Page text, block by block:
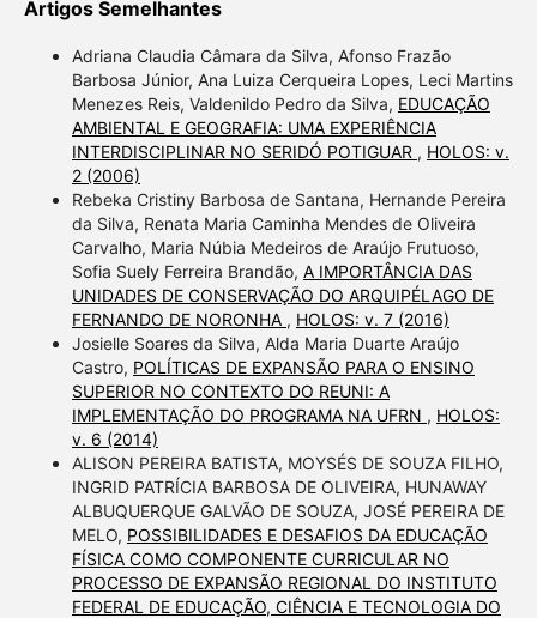
Artigos Semelhantes
Adriana Claudia Câmara da Silva, Afonso Frazão
Barbosa Júnior, Ana Luiza Cerqueira Lopes, Leci Martins
Menezes Reis, Valdenildo Pedro da Silva, EDUCAÇÃO
AMBIENTAL E GEOGRAFIA: UMA EXPERIÊNCIA
INTERDISCIPLINAR NO SERIDÓ POTIGUAR , HOLOS: v.
2 (2006)
Rebeka Cristiny Barbosa de Santana, Hernande Pereira
da Silva, Renata Maria Caminha Mendes de Oliveira
Carvalho, Maria Núbia Medeiros de Araújo Frutuoso,
Sofia Suely Ferreira Brandão, A IMPORTÂNCIA DAS
UNIDADES DE CONSERVAÇÃO DO ARQUIPÉLAGO DE
FERNANDO DE NORONHA , HOLOS: v. 7 (2016)
Josielle Soares da Silva, Alda Maria Duarte Araújo
Castro, POLÍTICAS DE EXPANSÃO PARA O ENSINO
SUPERIOR NO CONTEXTO DO REUNI: A
IMPLEMENTAÇÃO DO PROGRAMA NA UFRN , HOLOS:
v. 6 (2014)
ALISON PEREIRA BATISTA, MOYSÉS DE SOUZA FILHO,
INGRID PATRÍCIA BARBOSA DE OLIVEIRA, HUNAWAY
ALBUQUERQUE GALVÃO DE SOUZA, JOSÉ PEREIRA DE
MELO, POSSIBILIDADES E DESAFIOS DA EDUCAÇÃO
FÍSICA COMO COMPONENTE CURRICULAR NO
PROCESSO DE EXPANSÃO REGIONAL DO INSTITUTO
FEDERAL DE EDUCAÇÃO, CIÊNCIA E TECNOLOGIA DO